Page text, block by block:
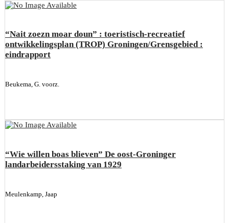
“Nait zoezn moar doun” : toeristisch-recreatief
ontwikkelingsplan (TROP) Groningen/Grensgebied :
eindrapport
Beukema, G. voorz.
“Wie willen boas blieven” De oost-Groninger
landarbeidersstaking van 1929
Meulenkamp, Jaap